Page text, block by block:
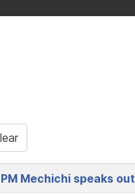
Mechichi speaks out